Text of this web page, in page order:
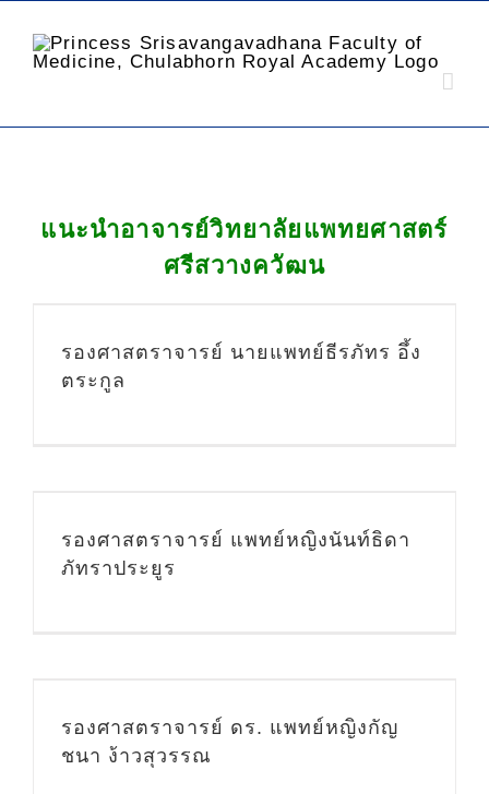
แนะนำอาจารย์วิทยาลัยแพทยศาสตร์
ศรีสวางควัฒน
รองศาสตราจารย์ นายแพทย์ธีรภัทร อึ้ง
ตระกูล
รองศาสตราจารย์ แพทย์หญิงนันท์ธิดา
ภัทราประยูร
รองศาสตราจารย์ ดร. แพทย์หญิงกัญ
ชนา ง้าวสุวรรณ